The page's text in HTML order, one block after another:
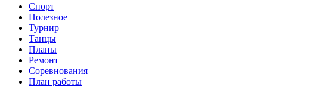
Спорт
Полезное
Турнир
Танцы
Планы
Ремонт
Соревнования
План работы